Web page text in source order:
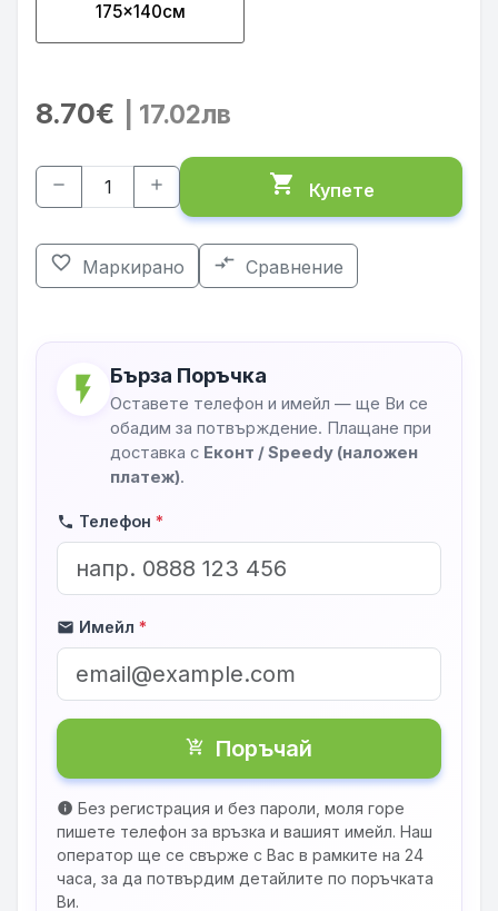
175x140см
8.70€ | 17.02лв
remove add shopping_cart Купете
favorite_border Маркирано compare_arrows Сравнение
flash_on Бърза Поръчка
Оставете телефон и имейл — ще Ви се
обадим за потвърждение. Плащане при
доставка с Еконт / Speedy (наложен
платеж).
phone Телефон *
mail Имейл *
shopping_cart_checkout Поръчай
info Без регистрация и без пароли, моля горе
пишете телефон за връзка и вашият имейл. Наш
оператор ще се свърже с Вас в рамките на 24
часа, за да потвърдим детайлите по поръчката
Ви.